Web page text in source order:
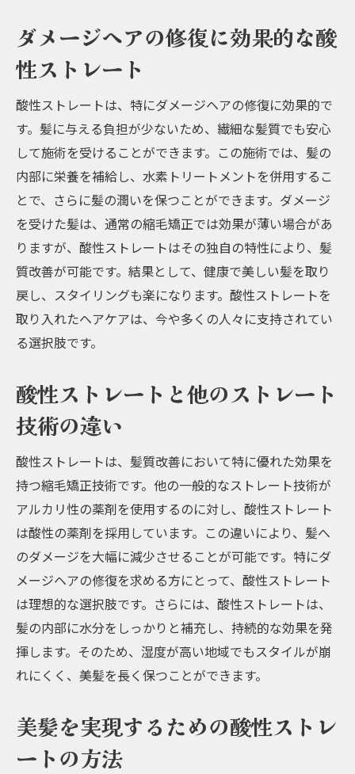
ダメージヘアの修復に効果的な酸
性ストレート
酸性ストレートは、特にダメージヘアの修復に効果的で
す。髪に与える負担が少ないため、繊細な髪質でも安心
して施術を受けることができます。この施術では、髪の
内部に栄養を補給し、水素トリートメントを併用するこ
とで、さらに髪の潤いを保つことができます。ダメージ
を受けた髪は、通常の縮毛矯正では効果が薄い場合があ
りますが、酸性ストレートはその独自の特性により、髪
質改善が可能です。結果として、健康で美しい髪を取り
戻し、スタイリングも楽になります。酸性ストレートを
取り入れたヘアケアは、今や多くの人々に支持されてい
る選択肢です。
酸性ストレートと他のストレート
技術の違い
酸性ストレートは、髪質改善において特に優れた効果を
持つ縮毛矯正技術です。他の一般的なストレート技術が
アルカリ性の薬剤を使用するのに対し、酸性ストレート
は酸性の薬剤を採用しています。この違いにより、髪へ
のダメージを大幅に減少させることが可能です。特にダ
メージヘアの修復を求める方にとって、酸性ストレート
は理想的な選択肢です。さらには、酸性ストレートは、
髪の内部に水分をしっかりと補充し、持続的な効果を発
揮します。そのため、湿度が高い地域でもスタイルが崩
れにくく、美髪を長く保つことができます。
美髪を実現するための酸性ストレ
ートの方法